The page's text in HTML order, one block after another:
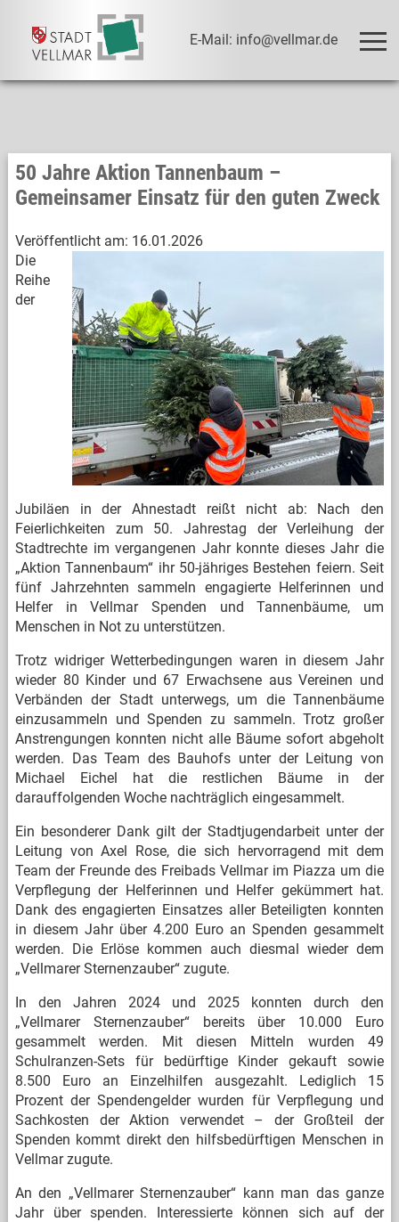
E-Mail: info@vellmar.de
50 Jahre Aktion Tannenbaum –
Gemeinsamer Einsatz für den guten Zweck
Veröffentlicht am: 16.01.2026
Die
Reihe
der
Jubiläen in der Ahnestadt reißt nicht ab: Nach den
Feierlichkeiten zum 50. Jahrestag der Verleihung der
Stadtrechte im vergangenen Jahr konnte dieses Jahr die
„Aktion Tannenbaum“ ihr 50-jähriges Bestehen feiern. Seit
fünf Jahrzehnten sammeln engagierte Helferinnen und
Helfer in Vellmar Spenden und Tannenbäume, um
Menschen in Not zu unterstützen.
Trotz widriger Wetterbedingungen waren in diesem Jahr
wieder 80 Kinder und 67 Erwachsene aus Vereinen und
Verbänden der Stadt unterwegs, um die Tannenbäume
einzusammeln und Spenden zu sammeln. Trotz großer
Anstrengungen konnten nicht alle Bäume sofort abgeholt
werden. Das Team des Bauhofs unter der Leitung von
Michael Eichel hat die restlichen Bäume in der
darauffolgenden Woche nachträglich eingesammelt.
Ein besonderer Dank gilt der Stadtjugendarbeit unter der
Leitung von Axel Rose, die sich hervorragend mit dem
Team der Freunde des Freibads Vellmar im Piazza um die
Verpflegung der Helferinnen und Helfer gekümmert hat.
Dank des engagierten Einsatzes aller Beteiligten konnten
in diesem Jahr über 4.200 Euro an Spenden gesammelt
werden. Die Erlöse kommen auch diesmal wieder dem
„Vellmarer Sternenzauber“ zugute.
In den Jahren 2024 und 2025 konnten durch den
„Vellmarer Sternenzauber“ bereits über 10.000 Euro
gesammelt werden. Mit diesen Mitteln wurden 49
Schulranzen-Sets für bedürftige Kinder gekauft sowie
8.500 Euro an Einzelhilfen ausgezahlt. Lediglich 15
Prozent der Spendengelder wurden für Verpflegung und
Sachkosten der Aktion verwendet – der Großteil der
Spenden kommt direkt den hilfsbedürftigen Menschen in
Vellmar zugute.
An den „Vellmarer Sternenzauber“ kann man das ganze
Jahr über spenden. Interessierte können sich auf der